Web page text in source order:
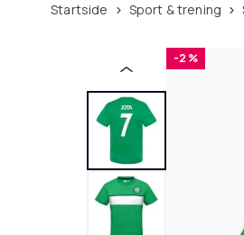
Startside Sport & trening
-2 %